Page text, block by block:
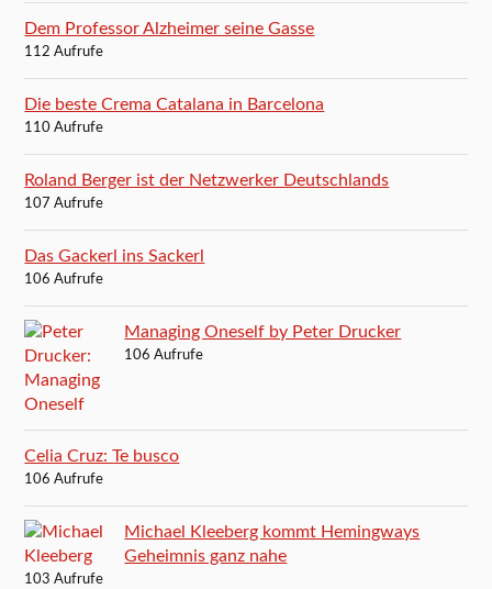
Dem Professor Alzheimer seine Gasse
112 Aufrufe
Die beste Crema Catalana in Barcelona
110 Aufrufe
Roland Berger ist der Netzwerker Deutschlands
107 Aufrufe
Das Gackerl ins Sackerl
106 Aufrufe
Managing Oneself by Peter Drucker
106 Aufrufe
Celia Cruz: Te busco
106 Aufrufe
Michael Kleeberg kommt Hemingways
Geheimnis ganz nahe
103 Aufrufe